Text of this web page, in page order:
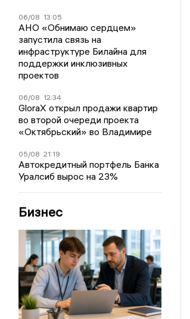
06/08 13:05
АНО «Обнимаю сердцем»
запустила связь на
инфраструктуре Билайна для
поддержки инклюзивных
проектов
06/08 12:34
GloraX открыл продажи квартир
во второй очереди проекта
«Октябрьский» во Владимире
05/08 21:19
Автокредитный портфель Банка
Уралсиб вырос на 23%
Бизнес